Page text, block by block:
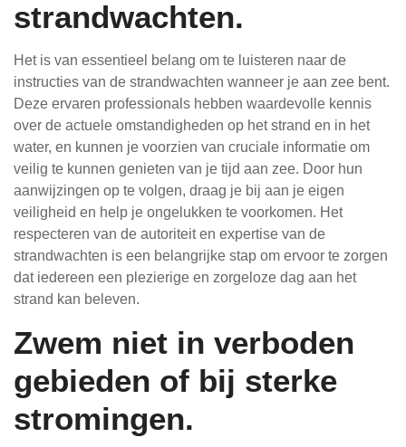
strandwachten.
Het is van essentieel belang om te luisteren naar de
instructies van de strandwachten wanneer je aan zee bent.
Deze ervaren professionals hebben waardevolle kennis
over de actuele omstandigheden op het strand en in het
water, en kunnen je voorzien van cruciale informatie om
veilig te kunnen genieten van je tijd aan zee. Door hun
aanwijzingen op te volgen, draag je bij aan je eigen
veiligheid en help je ongelukken te voorkomen. Het
respecteren van de autoriteit en expertise van de
strandwachten is een belangrijke stap om ervoor te zorgen
dat iedereen een plezierige en zorgeloze dag aan het
strand kan beleven.
Zwem niet in verboden
gebieden of bij sterke
stromingen.